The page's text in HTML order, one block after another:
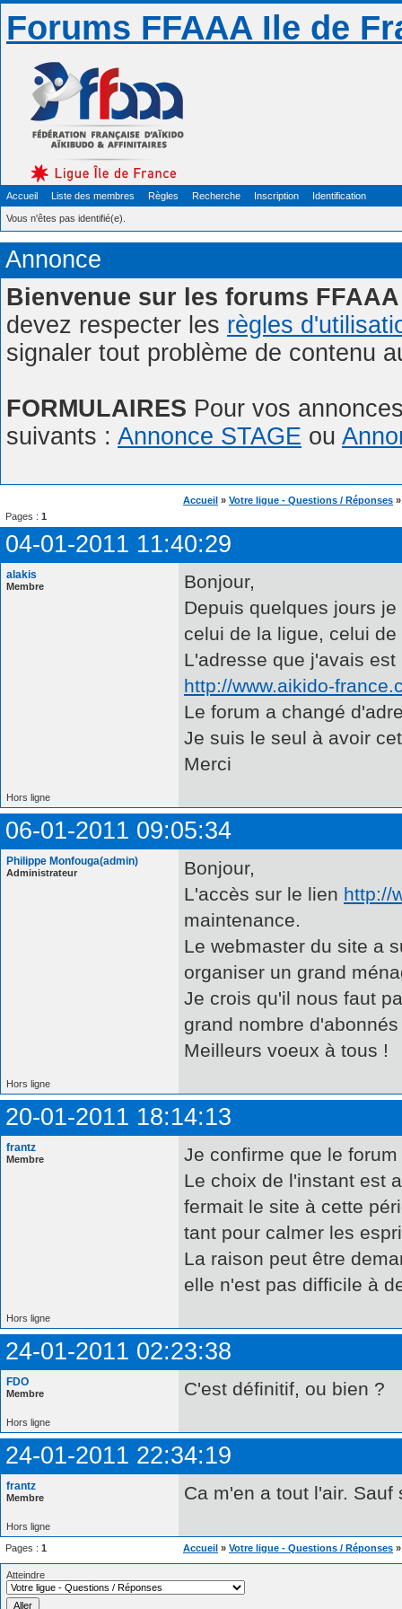
Forums FFAAA Ile de
Accueil Liste des membres Règles Recherche Inscription Identification
Vous n'êtes pas identifié(e).
Annonce
Bienvenue sur les forums FFAAA
devez respecter les règles
signaler tout problème de contenu
FORMULAIRES Pour vos
suivants : Annonce STAGE ou
Accueil » Votre ligue - Questions / Réponses
Pages : 1
04-01-2011 11:40:29
alakis
Membre
Bonjour,
Depuis quelques jours
celui de la ligue, celui de
L'adresse que j'avais est
http://www.aikido-
Le forum a changé
Je suis le seul à avoir
Merci
Hors ligne
06-01-2011 09:05:34
Philippe Monfouga(admin)
Administrateur
Bonjour,
L'accès sur le lien http://
maintenance.
Le webmaster du site a
organiser un grand
Je crois qu'il nous faut
grand nombre
Meilleurs voeux à tous !
Hors ligne
20-01-2011 18:14:13
frantz
Membre
Je confirme que le
Le choix de l'instant est
fermait le site à cette
tant pour calmer les
La raison peut être
elle n'est pas difficile à
Hors ligne
24-01-2011 02:23:38
FDO
Membre C'est définitif, ou bien ?
Hors ligne
24-01-2011 22:34:19
frantz
Membre Ca m'en a tout l'air.
Hors ligne
Pages : 1 Accueil » Votre ligue - Questions / Réponses
Atteindre